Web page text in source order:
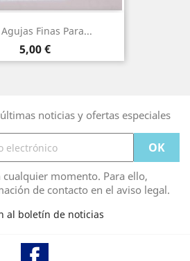
Finas Para...
Precio
5,00 €
noticias y ofertas especiales
cualquier momento. Para ello,
de contacto en el aviso legal.
al boletín de noticias